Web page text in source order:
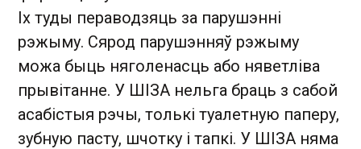
Іх туды пераводзяць за парушэнні
рэжыму. Сярод парушэнняў рэжыму
можа быць няголенасць або няветліва
прывітанне. У ШІЗА нельга браць з сабой
асабістыя рэчы, толькі туалетную паперу,
зубную пасту, шчотку і тапкі. У ШІЗА няма